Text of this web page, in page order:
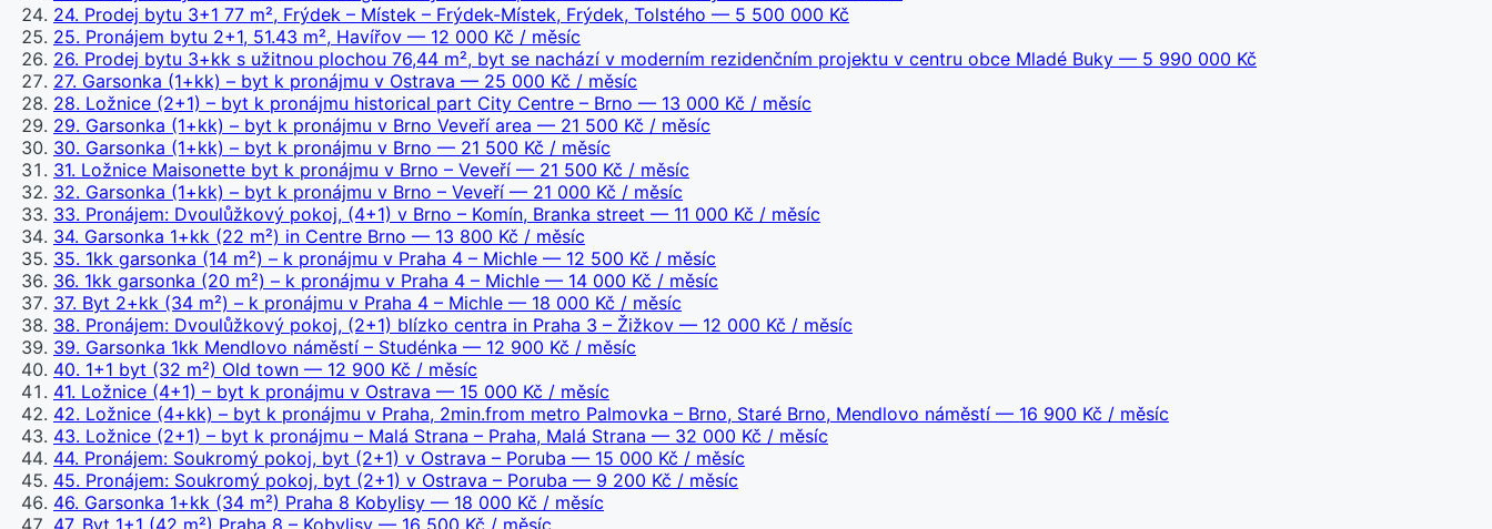
24. Prodej bytu 3+1 77 m², Frýdek – Místek – Frýdek-Místek, Frýdek, Tolstého — 5 500 000 Kč
25. Pronájem bytu 2+1, 51.43 m², Havířov — 12 000 Kč / měsíc
26. Prodej bytu 3+kk s užitnou plochou 76,44 m², byt se nachází v moderním rezidenčním projektu v centru obce Mladé Buky — 5 990 000 Kč
27. Garsonka (1+kk) – byt k pronájmu v Ostrava — 25 000 Kč / měsíc
28. Ložnice (2+1) – byt k pronájmu historical part City Centre – Brno — 13 000 Kč / měsíc
29. Garsonka (1+kk) – byt k pronájmu v Brno Veveří area — 21 500 Kč / měsíc
30. Garsonka (1+kk) – byt k pronájmu v Brno — 21 500 Kč / měsíc
31. Ložnice Maisonette byt k pronájmu v Brno – Veveří — 21 500 Kč / měsíc
32. Garsonka (1+kk) – byt k pronájmu v Brno – Veveří — 21 000 Kč / měsíc
33. Pronájem: Dvoulůžkový pokoj, (4+1) v Brno – Komín, Branka street — 11 000 Kč / měsíc
34. Garsonka 1+kk (22 m²) in Centre Brno — 13 800 Kč / měsíc
35. 1kk garsonka (14 m²) – k pronájmu v Praha 4 – Michle — 12 500 Kč / měsíc
36. 1kk garsonka (20 m²) – k pronájmu v Praha 4 – Michle — 14 000 Kč / měsíc
37. Byt 2+kk (34 m²) – k pronájmu v Praha 4 – Michle — 18 000 Kč / měsíc
38. Pronájem: Dvoulůžkový pokoj, (2+1) blízko centra in Praha 3 – Žižkov — 12 000 Kč / měsíc
39. Garsonka 1kk Mendlovo náměstí – Studénka — 12 900 Kč / měsíc
40. 1+1 byt (32 m²) Old town — 12 900 Kč / měsíc
41. Ložnice (4+1) – byt k pronájmu v Ostrava — 15 000 Kč / měsíc
42. Ložnice (4+kk) – byt k pronájmu v Praha, 2min.from metro Palmovka – Brno, Staré Brno, Mendlovo náměstí — 16 900 Kč / měsíc
43. Ložnice (2+1) – byt k pronájmu – Malá Strana – Praha, Malá Strana — 32 000 Kč / měsíc
44. Pronájem: Soukromý pokoj, byt (2+1) v Ostrava – Poruba — 15 000 Kč / měsíc
45. Pronájem: Soukromý pokoj, byt (2+1) v Ostrava – Poruba — 9 200 Kč / měsíc
46. Garsonka 1+kk (34 m²) Praha 8 Kobylisy — 18 000 Kč / měsíc